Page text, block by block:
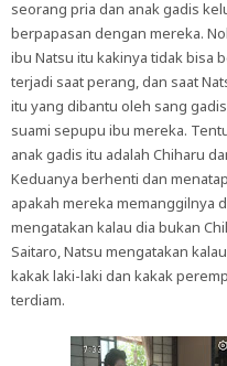
seorang pria dan anak gadis
berpapasan dengan mereka.
ibu Natsu itu kakinya tidak bisa
terjadi saat perang, dan saat
itu yang dibantu oleh sang
suami sepupu ibu mereka.
anak gadis itu adalah Chiharu
Keduanya berhenti dan
apakah mereka memanggilnya
mengatakan kalau dia bukan
Saitaro, Natsu mengatakan
kakak laki-laki dan kakak
terdiam.